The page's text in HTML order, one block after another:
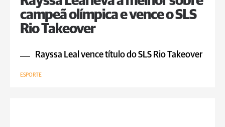
campeã olímpica e vence o SLS
Rio Takeover
Rayssa Leal vence título do SLS Rio Takeover
ESPORTE